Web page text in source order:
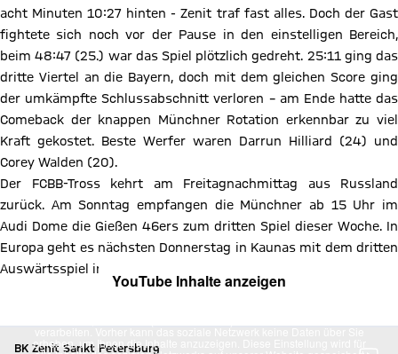
acht Minuten 10:27 hinten - Zenit traf fast alles. Doch der Gast
fightete sich noch vor der Pause in den einstelligen Bereich,
beim 48:47 (25.) war das Spiel plötzlich gedreht. 25:11 ging das
dritte Viertel an die Bayern, doch mit dem gleichen Score ging
der umkämpfte Schlussabschnitt verloren – am Ende hatte das
Comeback der knappen Münchner Rotation erkennbar zu viel
Kraft gekostet. Beste Werfer waren Darrun Hilliard (24) und
Corey Walden (20).
Der FCBB-Tross kehrt am Freitagnachmittag aus Russland
zurück. Am Sonntag empfangen die Münchner ab 15 Uhr im
Audi Dome die Gießen 46ers zum dritten Spiel dieser Woche. In
Europa geht es nächsten Donnerstag in Kaunas mit dem dritten
Auswärtsspiel in Serie weiter.
YouTube Inhalte anzeigen
verarbeiten. Vorher kann das soziale Netzwerk keine Daten über Sie
erheben, um Ihnen die Inhalte anzuzeigen. Diese Einstellung wird für
BK Zenit Sankt Petersburg